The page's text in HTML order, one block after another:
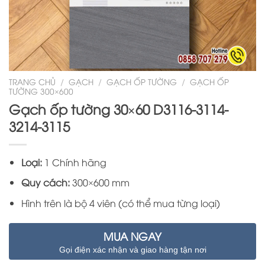
TRANG CHỦ / GẠCH / GẠCH ỐP TƯỜNG / GẠCH ỐP
TƯỜNG 300×600
Gạch ốp tường 30×60 D3116-3114-
3214-3115
Loại:1 Chính hãng
Quy cách:300×600 mm
Hình trên là bộ 4 viên (có thể mua từng loại)
MUA NGAY
Gọi điện xác nhận và giao hàng tận nơi